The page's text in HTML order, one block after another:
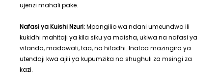
ujenzi mahali pake.
Nafasi ya Kuishi Nzuri:Mpangilio wa ndani umeundwa ili
kukidhi mahitaji ya kila siku ya maisha, ukiwa na nafasi ya
vitanda, madawati, taa, na hifadhi. Inatoa mazingira ya
utendaji kwa ajili ya kupumzika na shughuli za msingi za
kazi.